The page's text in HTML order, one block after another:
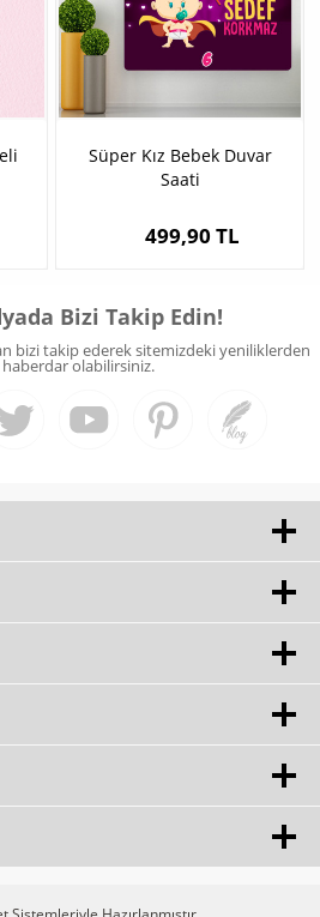
Süper Kız Bebek Duvar
Saati
499,90 TL
Bizi Takip Edin!
bizi takip ederek sitemizdeki yeniliklerden
haberdar olabilirsiniz.